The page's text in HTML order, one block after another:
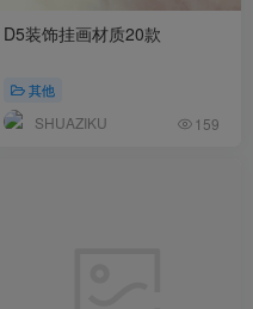
D5装饰挂画材质20款
其他
SHUAZIKU 159